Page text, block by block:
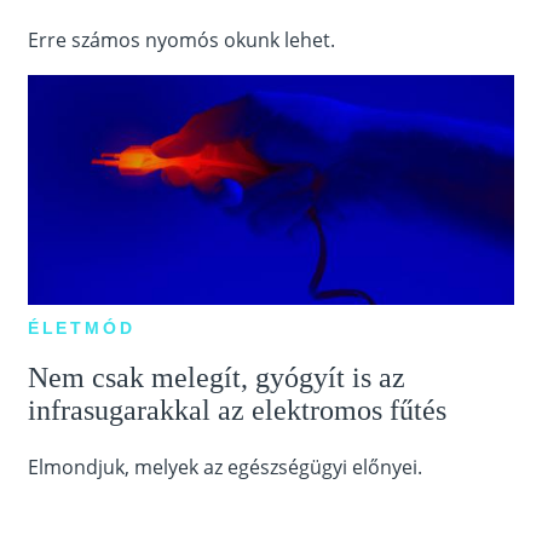
Erre számos nyomós okunk lehet.
ÉLETMÓD
Nem csak melegít, gyógyít is az
infrasugarakkal az elektromos fűtés
Elmondjuk, melyek az egészségügyi előnyei.